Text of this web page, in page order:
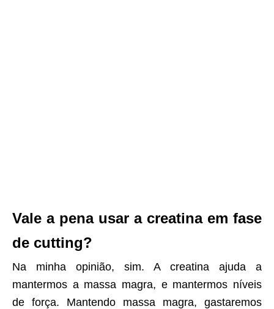
Vale a pena usar a creatina em fase
de cutting?
Na minha opinião, sim. A creatina ajuda a
mantermos a massa magra, e mantermos níveis
de força. Mantendo massa magra, gastaremos